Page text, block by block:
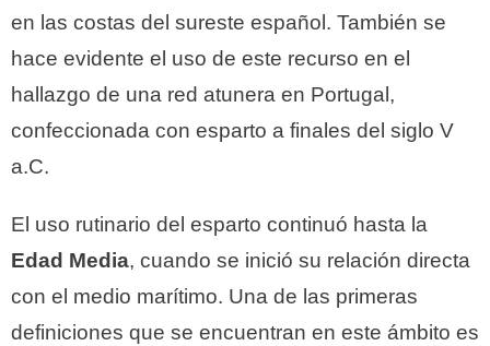
en las costas del sureste español. También se
hace evidente el uso de este recurso en el
hallazgo de una red atunera en Portugal,
confeccionada con esparto a finales del siglo V
a.C.
El uso rutinario del esparto continuó hasta la
Edad Media, cuando se inició su relación directa
con el medio marítimo. Una de las primeras
definiciones que se encuentran en este ámbito es